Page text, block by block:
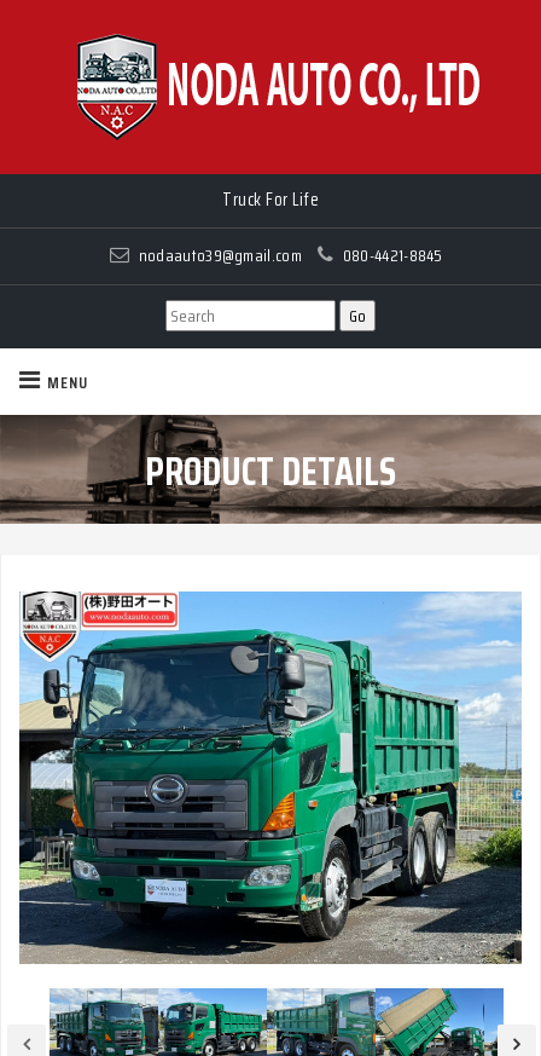
Truck For Life
nodaauto39@gmail.com 080-4421-8845
MENU
PRODUCT DETAILS